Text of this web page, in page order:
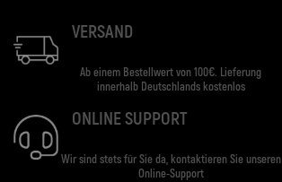
VERSAND
Ab einem Bestellwert von 100€. Lieferung
innerhalb Deutschlands kostenlos
ONLINE SUPPORT
Wir sind stets für Sie da, kontaktieren Sie unseren
Online-Support